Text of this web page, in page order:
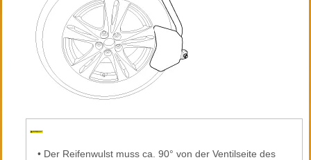
• Der Reifenwulst muss ca. 90° von der Ventilseite des